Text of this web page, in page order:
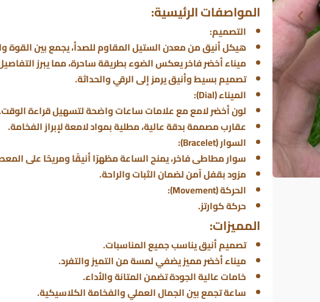
المواصفات الرئيسية:
التصميم:
هيكل أنيق من معدن الستيل المقاوم للصدأ، يجمع بين القوة
ميناء أخضر فاخر يعكس الضوء بطريقة ساحرة، مما يبرز
تصميم بسيط وأنيق يرمز إلى الرقي والحداثة.
الميناء (Dial):
لون أخضر لامع مع علامات ساعات واضحة لتسهيل قراءة
عقارب مصممة بدقة عالية، مطلية بمواد لامعة لإبراز الفخامة.
السوار (Bracelet):
سوار مطاطى فاخر، يمنح الساعة مظهرًا أنيقًا ومريحًا على
مزود بقفل آمن لضمان الثبات والراحة.
الحركة (Movement):
حركة كوارتز.
المميزات:
تصميم أنيق يناسب جميع المناسبات.
ميناء أخضر مميز يضفي لمسة من التميز والتفرد.
خامات عالية الجودة تضمن المتانة والأداء.
ساعة تجمع بين الجمال العملي والفخامة الكلاسيكية.